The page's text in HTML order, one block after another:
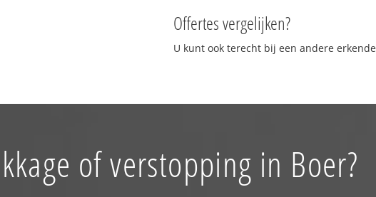
Offertes vergelijken?
U kunt ook terecht bij een andere erkende
of verstopping in Boer?